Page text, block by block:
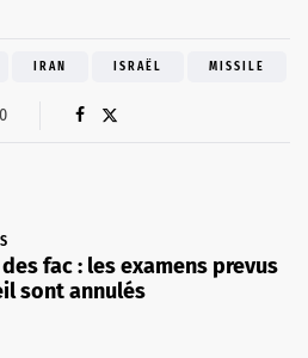
IRAN ISRAËL MISSILE
0
fac : les examens prevus
sont annulés